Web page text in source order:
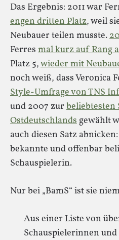
Das Ergebnis: 2011 war
engen dritten Platz, weil
Neubauer teilen musste.
Ferres mal kurz auf Rang
Platz 5,wieder mit
noch weiß, dass Veronica
Style-Umfrage von TNS
und 2007 zur beliebtesten
Ostdeutschlands gewählt
auch diesen Satz
bekannte und offenbar
Schauspielerin.
Nur bei „BamS“ ist sie
Aus einer Liste von
Schauspielerinnen